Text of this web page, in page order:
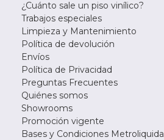
¿Cuánto sale un piso vinílico?
Trabajos especiales
Limpieza y Mantenimiento
Política de devolución
Envíos
Política de Privacidad
Preguntas Frecuentes
Quiénes somos
Showrooms
Promoción vigente
Bases y Condiciones